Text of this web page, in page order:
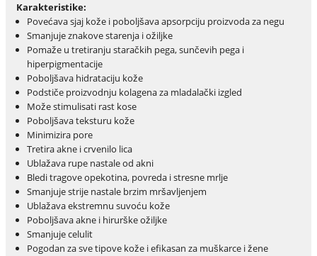
Karakteristike:
Povećava sjaj kože i poboljšava apsorpciju proizvoda za negu
Smanjuje znakove starenja i ožiljke
Pomaže u tretiranju staračkih pega, sunčevih pega i
hiperpigmentacije
Poboljšava hidrataciju kože
Podstiče proizvodnju kolagena za mladalački izgled
Može stimulisati rast kose
Poboljšava teksturu kože
Minimizira pore
Tretira akne i crvenilo lica
Ublažava rupe nastale od akni
Bledi tragove opekotina, povreda i stresne mrlje
Smanjuje strije nastale brzim mršavljenjem
Ublažava ekstremnu suvoću kože
Poboljšava akne i hirurške ožiljke
Smanjuje celulit
Pogodan za sve tipove kože i efikasan za muškarce i žene